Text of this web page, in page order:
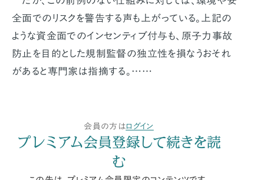
全面でのリスクを警告する声も上がっている。上記の
ような資金面でのインセンティブ付与も、原子力事故
防止を目的とした規制監督の独立性を損なうおそれ
があると専門家は指摘する。……
会員の方はログイン
プレミアム会員登録して続きを読
む